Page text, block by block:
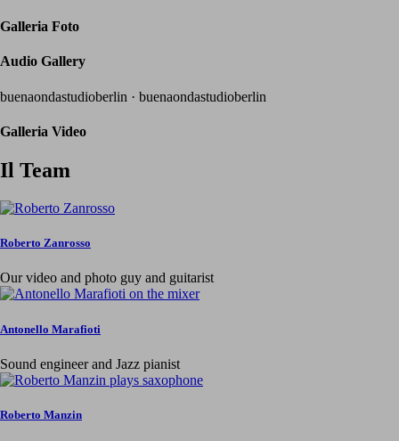
Galleria
Galleria Foto
Audio
Audio Gallery
buenaondastudioberlin · buenaondastudioberlin
Galleria
Galleria Video
Il Team
Roberto Zanrosso
Our video and photo guy and guitarist
Antonello Marafioti
Sound engineer and Jazz pianist
Roberto Manzin